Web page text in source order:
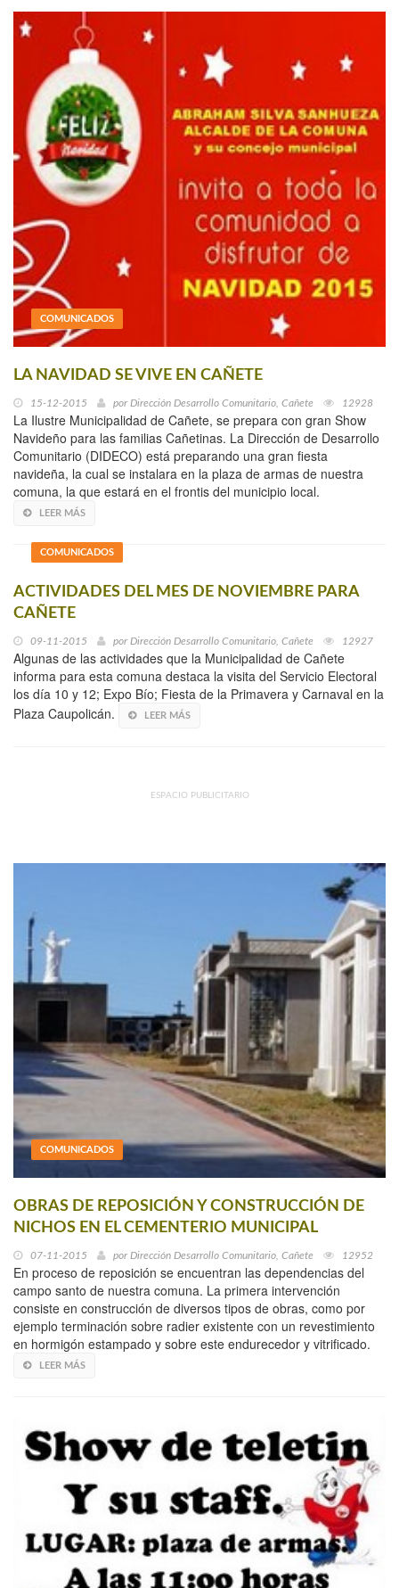
COMUNICADOS
LA NAVIDAD SE VIVE EN CAÑETE
15-12-2015 por Dirección Desarrollo Comunitario, Cañete 12928
La Ilustre Municipalidad de Cañete, se prepara con gran Show
Navideño para las familias Cañetinas. La Dirección de Desarrollo
Comunitario (DIDECO) está preparando una gran fiesta
navideña, la cual se instalara en la plaza de armas de nuestra
comuna, la que estará en el frontis del municipio local.
LEER MÁS
COMUNICADOS
ACTIVIDADES DEL MES DE NOVIEMBRE PARA
CAÑETE
09-11-2015 por Dirección Desarrollo Comunitario, Cañete 12927
Algunas de las actividades que la Municipalidad de Cañete
informa para esta comuna destaca la visita del Servicio Electoral
los día 10 y 12; Expo Bío; Fiesta de la Primavera y Carnaval en la
Plaza Caupolicán.
LEER MÁS
ESPACIO PUBLICITARIO
COMUNICADOS
OBRAS DE REPOSICIÓN Y CONSTRUCCIÓN DE
NICHOS EN EL CEMENTERIO MUNICIPAL
07-11-2015 por Dirección Desarrollo Comunitario, Cañete 12952
En proceso de reposición se encuentran las dependencias del
campo santo de nuestra comuna. La primera intervención
consiste en construcción de diversos tipos de obras, como por
ejemplo terminación sobre radier existente con un revestimiento
en hormigón estampado y sobre este endurecedor y vitrificado.
LEER MÁS